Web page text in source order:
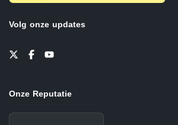
Volg onze updates
Onze Reputatie